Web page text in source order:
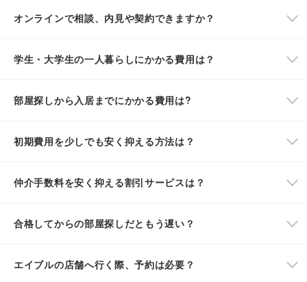
オンラインで相談、内見や契約できますか？
学生・大学生の一人暮らしにかかる費用は？
部屋探しから入居までにかかる費用は?
初期費用を少しでも安く抑える方法は？
仲介手数料を安く抑える割引サービスは？
合格してからの部屋探しだともう遅い？
エイブルの店舗へ行く際、予約は必要？